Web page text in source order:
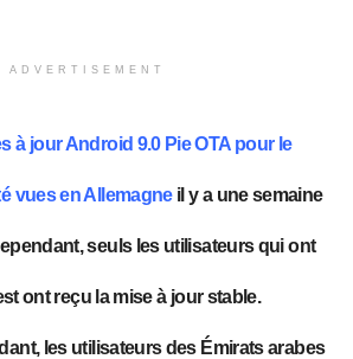
ADVERTISEMENT
à jour Android 9.0 Pie OTA pour le
vues en Allemagneil y a une semaine
seuls les utilisateurs qui ont
ont reçu la mise à jour stable.
les utilisateurs des Émirats arabes